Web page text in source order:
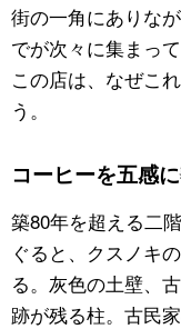
街の一角にありな
でが次々に集まっ
この店は、なぜこ
う。
コーヒーを五感
築80年を超える二
ぐると、クスノキ
る。灰色の土壁、
跡が残る柱。古民